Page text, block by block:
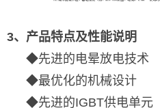
3、产品特点及性能说明
◆先进的电晕放电技术
◆最优化的机械设计
◆先进的IGBT供电单元